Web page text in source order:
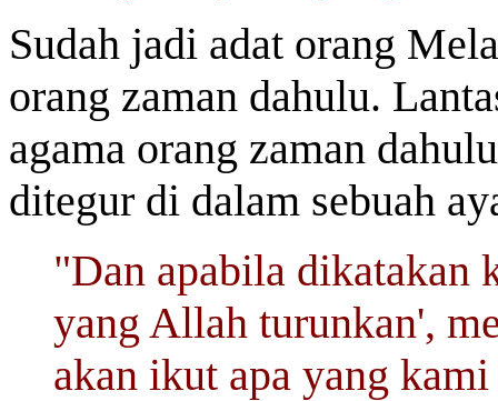
Sudah jadi adat orang
orang zaman dahulu.
agama orang zaman
ditegur di dalam sebuah
"Dan apabila dikatakan
yang Allah turunkan',
akan ikut apa yang